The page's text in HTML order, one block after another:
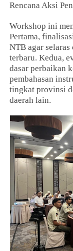
Rencana Aksi
Workshop ini
Pertama,
NTB agar selaras
terbaru. Kedua,
dasar perbaikan
pembahasan
tingkat provinsi
daerah lain.